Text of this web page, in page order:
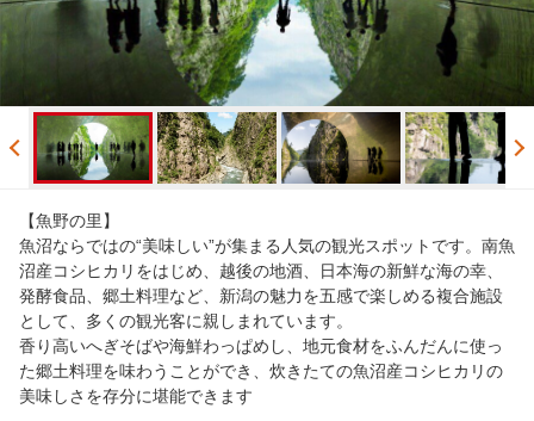
【魚野の里】
魚沼ならではの“美味しい”が集まる人気の観光スポットです。南魚
沼産コシヒカリをはじめ、越後の地酒、日本海の新鮮な海の幸、
発酵食品、郷土料理など、新潟の魅力を五感で楽しめる複合施設
として、多くの観光客に親しまれています。
香り高いへぎそばや海鮮わっぱめし、地元食材をふんだんに使っ
た郷土料理を味わうことができ、炊きたての魚沼産コシヒカリの
美味しさを存分に堪能できます